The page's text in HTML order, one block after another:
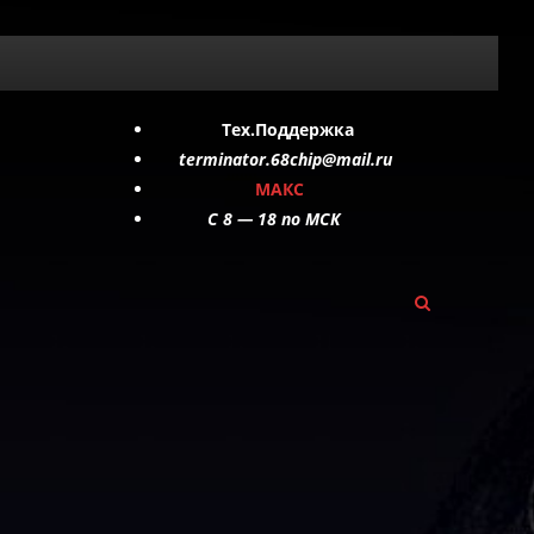
Тех.Поддержка
terminator.68chip@mail.ru
МАКС
C 8 — 18 по МСК